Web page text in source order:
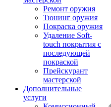
Ремонт оружия
Тюнинг оружия
Покраска оружия
Удаление Soft-
touch покрытия с
последующей
покраской
Прейскурант
мастерской
Дополнительные
услуги